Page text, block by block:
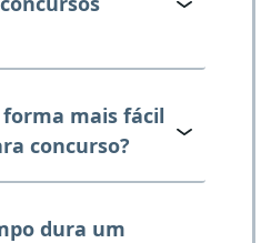
mais fácil
concurso?
dura um